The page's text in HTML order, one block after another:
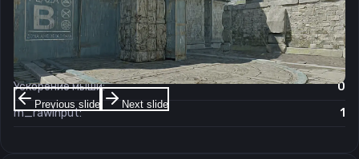
Previous slide Next slide
Чувствительность мыши в игре:
1.05
Чувствительность мыши в зуме:
1
Чувствительность мыши в Windows:
6/11
Ускорение мыши:
0
m_rawinput:
1